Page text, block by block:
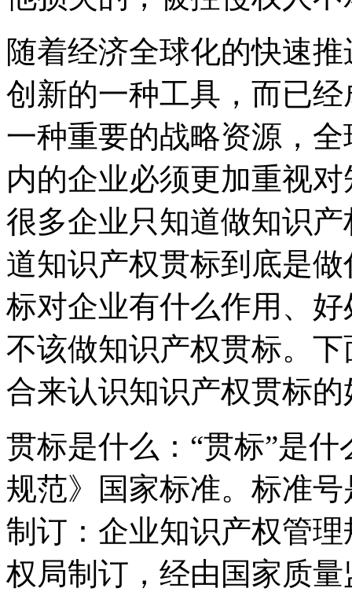
随着经济全球化的快速
创新的一种工具，而已
一种重要的战略资源，
内的企业必须更加重视
很多企业只知道做知识
道知识产权贯标到底是
标对企业有什么作用、
不该做知识产权贯标。
合来认识知识产权贯标的
贯标是什么：“贯标”是
规范》国家标准。标准号
制订：企业知识产权管
权局制订，经由国家质